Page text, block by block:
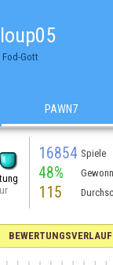
Fod-Gott
PAWN7
16854 Spiele
48%
115
BEWERTUNGSVERLAUF